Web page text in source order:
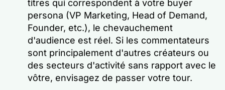
titres qui correspondent à votre buyer
persona (VP Marketing, Head of Demand,
Founder, etc.), le chevauchement
d'audience est réel. Si les commentateurs
sont principalement d'autres créateurs ou
des secteurs d'activité sans rapport avec le
vôtre, envisagez de passer votre tour.